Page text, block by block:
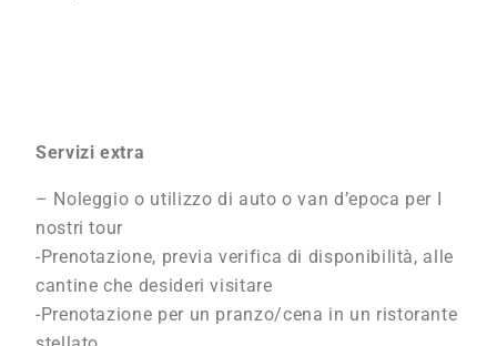
Servizi extra
– Noleggio o utilizzo di auto o van d’epoca per I
nostri tour
-Prenotazione, previa verifica di disponibilità, alle
cantine che desideri visitare
-Prenotazione per un pranzo/cena in un ristorante